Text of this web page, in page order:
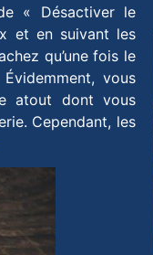
« Désactiver le
et en suivant les
qu’une fois le
vous
atout dont vous
Cependant, les